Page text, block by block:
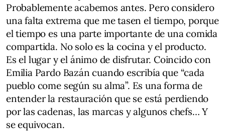
Probablemente acabemos antes. Pero considero
una falta extrema que me tasen el tiempo, porque
el tiempo es una parte importante de una comida
compartida. No solo es la cocina y el producto.
Es el lugar y el ánimo de disfrutar. Coincido con
Emilia Pardo Bazán cuando escribía que “cada
pueblo come según su alma”. Es una forma de
entender la restauración que se está perdiendo
por las cadenas, las marcas y algunos chefs… Y
se equivocan.